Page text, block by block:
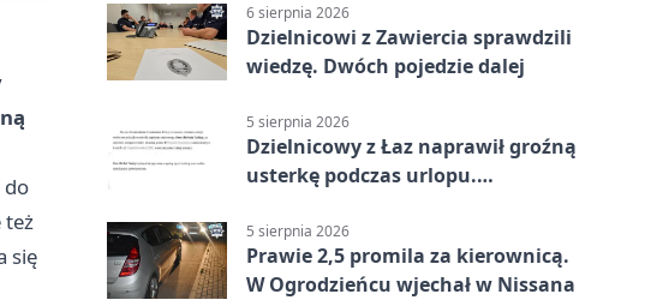
do
też
się
6 sierpnia 2026
Dzielnicowi z Zawiercia sprawdzili
wiedzę. Dwóch pojedzie dalej
5 sierpnia 2026
Dzielnicowy z Łaz naprawił groźną
usterkę podczas urlopu.
5 sierpnia 2026
Prawie 2,5 promila za kierownicą.
W Ogrodzieńcu wjechał w Nissana